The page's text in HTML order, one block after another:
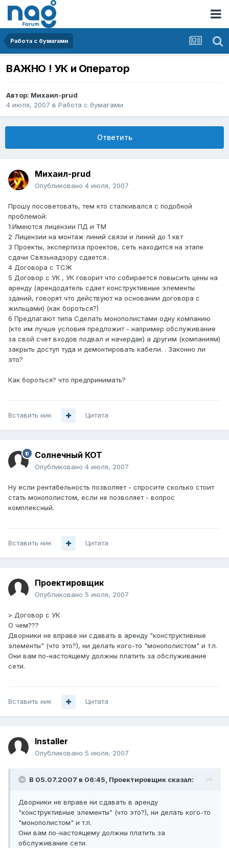
Работа с бумагами
ВАЖНО ! УК и Оператор
Автор: Михаил-prud
4 июля, 2007 в Работа с бумагами
Ответить
Михаил-prud
Опубликовано 4 июля, 2007
Прошу посоветовать, тем кто сталкивался с подобной
проблемой:
1.Имеются лицензии ПД и ТМ
2 Лицензии на монтаж линий связи и линий до 1 квт
3 Проекты, экспертиза проектов, сеть находится на этапе
сдачи Связьнадзору сдается..
4 Договора с ТСЖ
5 Договор с УК , УК говорит что собирается повысить цены на
аренду (арендодатель сдает конструктивные элементы
зданий, говорят что действуют на основании договора с
жильцами) (как бороться?)
6 Предлагают типа Сделать монополистами одну компанию
(кто им лучше условия предложит - например обслуживание
за свой счет входов подвал и начердак) а другим (компаниям)
закрыть доступ туда и демонтировать кабели. . Законно ли
это?
Как бороться? что предпринимать?
Вставить ник Цитата
Солнечный КОТ
Опубликовано 4 июля, 2007
Ну если рентабельность позволяет - спросите сколько стоит
стать монополистом, если не позволяет - вопрос
комплексный.
Вставить ник Цитата
Проектировщик
Опубликовано 5 июля, 2007
> Договор с УК
О чем???
Дворники не вправе ни сдавать в аренду "конструктивные
элементы" (что это?), ни делать кого-то "монополистом" и т.п.
Они вам по-настоящему должны платить за обслуживание
сети.
Вставить ник Цитата
Installer
Опубликовано 5 июля, 2007
В 05.07.2007 в 06:45, Проектировщик сказал:
Дворники не вправе ни сдавать в аренду
"конструктивные элементы" (что это?), ни делать кого-то
"монополистом" и т.п.
Они вам по-настоящему должны платить за
обслуживание сети.